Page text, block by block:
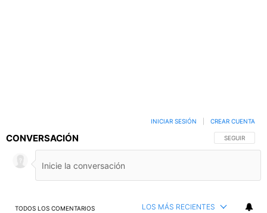
CONVERSACIÓN SIGA ESTA
SEGUIR
INICIAR SESIÓN CREAR CUENTA
TODOS LOS COMENTARIOS LOS MÁS RECIENTES